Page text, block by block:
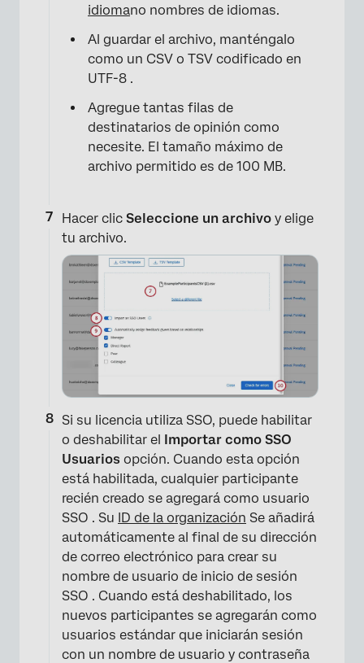
idiomano nombres de idiomas.
Al guardar el archivo, manténgalo
como un CSV o TSV codificado en
UTF-8 .
Agregue tantas filas de
destinatarios de opinión como
necesite. El tamaño máximo de
archivo permitido es de 100 MB.
Hacer clic Seleccione un archivo y elige
tu archivo.
Si su licencia utiliza SSO, puede habilitar
o deshabilitar el Importar como SSO
Usuarios opción. Cuando esta opción
está habilitada, cualquier participante
recién creado se agregará como usuario
SSO . Su ID de la organización Se añadirá
automáticamente al final de su dirección
de correo electrónico para crear su
nombre de usuario de inicio de sesión
SSO . Cuando está deshabilitado, los
nuevos participantes se agregarán como
usuarios estándar que iniciarán sesión
con un nombre de usuario y contraseña